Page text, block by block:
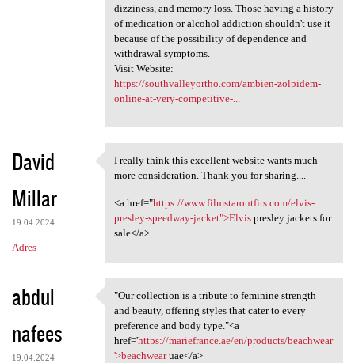
dizziness, and memory loss. Those having a history
of medication or alcohol addiction shouldn't use it
because of the possibility of dependence and
withdrawal symptoms.
Visit Website:
https://southvalleyortho.com/ambien-zolpidem-
online-at-very-competitive-...
David
Millar
19.04.2024
Adres
I really think this excellent
I really think this excellent website wants much
more consideration. Thank you for sharing....
<a href="https://www.filmstaroutfits.com/elvis-
presley-speedway-jacket">Elvispresley jackets for
sale</a>
abdul
nafees
19.04.2024
"Our collection is a tribute
"Our collection is a tribute to feminine strength
and beauty, offering styles that cater to every
preference and body type."<a
href='https://mariefrance.ae/en/products/beachwear
'>beachwearuae</a>